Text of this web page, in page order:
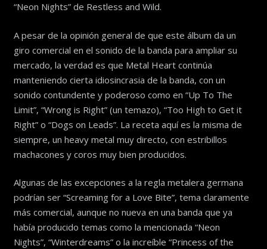
“Neon Nights” de Restless and Wild.
A pesar de la opinión general de que este álbum da un
giro comercial en el sonido de la banda para ampliar su
mercado, la verdad es que Metal Heart continúa
manteniendo cierta idiosincrasia de la banda, con un
sonido contundente y poderoso como en “Up To The
Limit”, “Wrong is Right” (un temazo), “Too High to Get it
Right” o “Dogs on Leads”. La receta aquí es la misma de
siempre, un heavy metal muy directo, con estribillos
machacones y coros muy bien producidos.
Algunas de las excepciones a la regla metalera germana
podrían ser “Screaming for a Love Bite”, tema claramente
más comercial, aunque no nueva en una banda que ya
había producido temas como la mencionada “Neon
Nights”, “Winterdreams” o la increíble “Princess of the